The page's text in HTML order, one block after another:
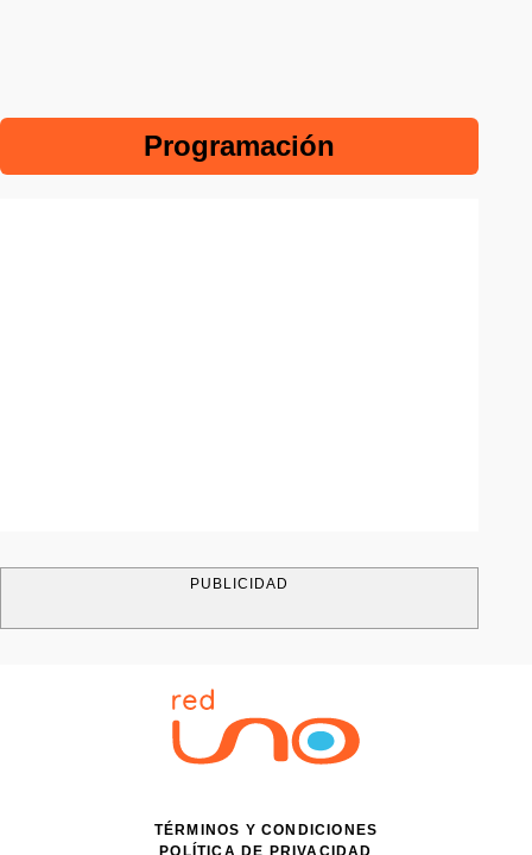
Programación
PUBLICIDAD
TÉRMINOS Y CONDICIONES
POLÍTICA DE PRIVACIDAD